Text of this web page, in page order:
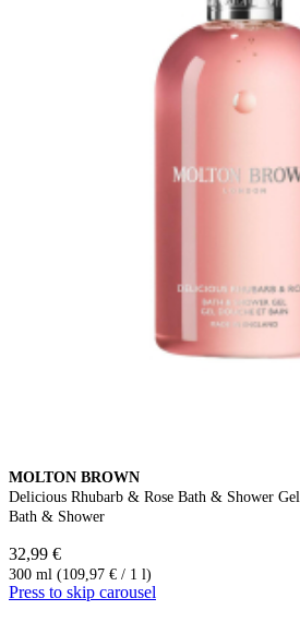
MOLTON BROWN
Delicious Rhubarb & Rose Bath & Shower Gel
Bath & Shower
32,99 €
300 ml (109,97 € / 1 l)
Press to skip carousel